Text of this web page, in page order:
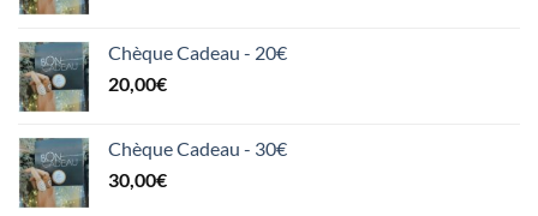
Chèque Cadeau - 20€
20,00€
Chèque Cadeau - 30€
30,00€